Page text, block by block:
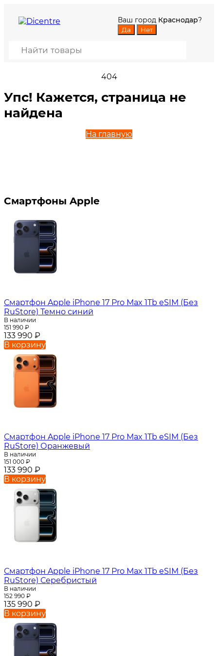
Ваш город Краснодар?
404
Упс! Кажется, страница не
найдена
На главную
Смартфоны Apple
Смартфон Apple iPhone 17 Pro Max 1Tb eSIM (Без
RuStore) Темно синий
В наличии
151 990 ₽
133 990 ₽
В корзину
Смартфон Apple iPhone 17 Pro Max 1Tb eSIM (Без
RuStore) Оранжевый
В наличии
151 000 ₽
133 990 ₽
В корзину
Смартфон Apple iPhone 17 Pro Max 1Tb eSIM (Без
RuStore) Серебристый
В наличии
152 990 ₽
135 990 ₽
В корзину